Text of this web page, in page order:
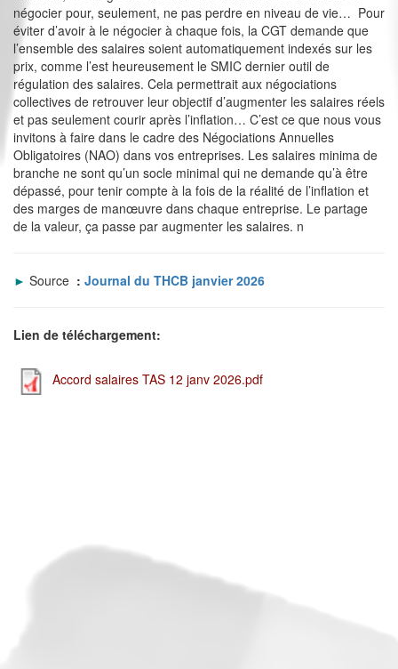
négocier pour, seulement, ne pas perdre en niveau de vie… Pour
éviter d’avoir à le négocier à chaque fois, la CGT demande que
l’ensemble des salaires soient automatiquement indexés sur les
prix, comme l’est heureusement le SMIC dernier outil de
régulation des salaires. Cela permettrait aux négociations
collectives de retrouver leur objectif d’augmenter les salaires réels
et pas seulement courir après l’inflation… C’est ce que nous vous
invitons à faire dans le cadre des Négociations Annuelles
Obligatoires (NAO) dans vos entreprises. Les salaires minima de
branche ne sont qu’un socle minimal qui ne demande qu’à être
dépassé, pour tenir compte à la fois de la réalité de l’inflation et
des marges de manœuvre dans chaque entreprise. Le partage
de la valeur, ça passe par augmenter les salaires. n
► Source : Journal du THCB janvier 2026
Lien de téléchargement:
Accord salaires TAS 12 janv 2026.pdf